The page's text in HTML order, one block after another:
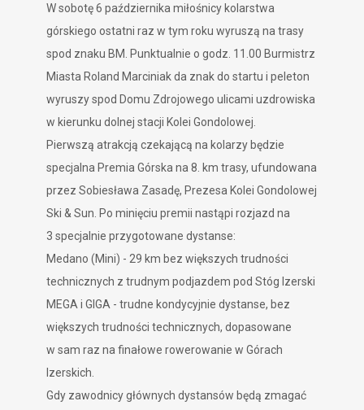
Wsobotę 6 października miłośnicy kolarstwa
górskiego ostatni raz w tym roku wyruszą na trasy
spod znaku BM. Punktualnie o godz. 11.00 Burmistrz
Miasta Roland Marciniak da znak do startu i peleton
wyruszy spod Domu Zdrojowego ulicami uzdrowiska
w kierunku dolnej stacji Kolei Gondolowej.
Pierwszą atrakcją czekającą na kolarzy będzie
specjalna Premia Górska na 8. km trasy, ufundowana
przez Sobiesława Zasadę, Prezesa Kolei Gondolowej
Ski & Sun. Po minięciu premii nastąpi rozjazd na
3 specjalnie przygotowane dystanse:
Medano (Mini) - 29 km bez większych trudności
technicznych z trudnym podjazdem pod Stóg Izerski
MEGA i GIGA - trudne kondycyjnie dystanse, bez
większych trudności technicznych, dopasowane
w sam raz na finałowe rowerowanie w Górach
Izerskich.
Gdy zawodnicy głównych dystansów będą zmagać